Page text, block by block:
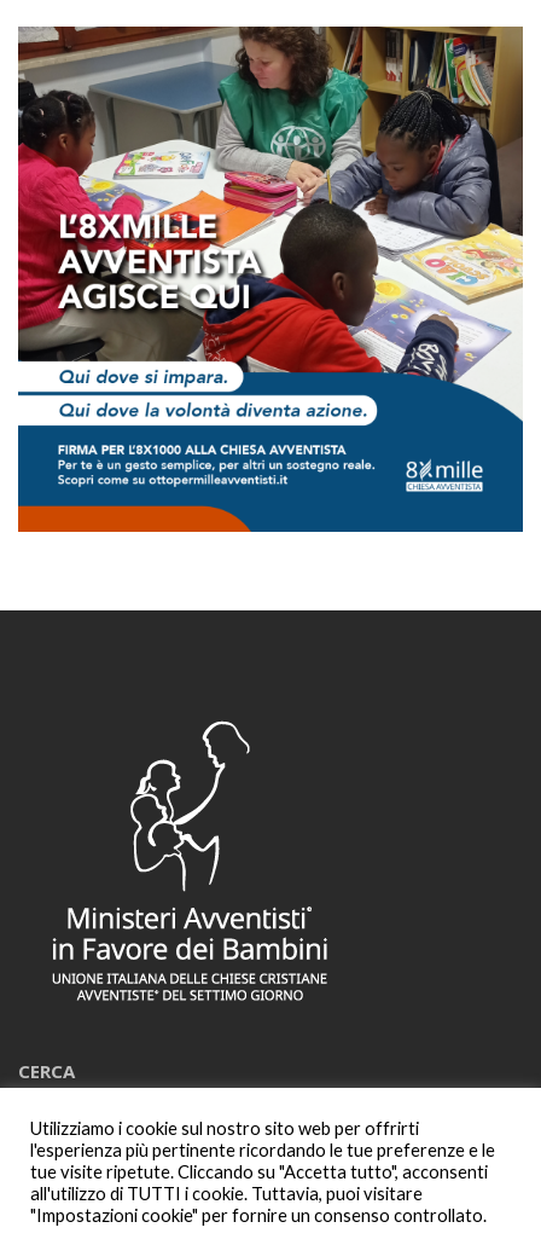
CERCA
Cerca:
Utilizziamo i cookie sul nostro sito web per offrirti
l'esperienza più pertinente ricordando le tue preferenze e le
tue visite ripetute. Cliccando su "Accetta tutto", acconsenti
all'utilizzo di TUTTI i cookie. Tuttavia, puoi visitare
"Impostazioni cookie" per fornire un consenso controllato.